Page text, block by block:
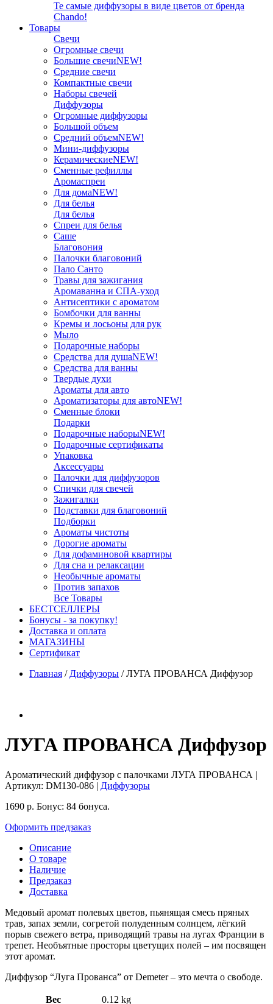
Те самые диффузоры в виде цветов от бренда
Chando!
Товары
Свечи
Огромные свечи
Большие свечиNEW!
Средние свечи
Компактные свечи
Наборы свечей
Диффузоры
Огромные диффузоры
Большой объем
Средний объемNEW!
Мини-диффузоры
КерамическиеNEW!
Сменные рефиллы
Аромаспреи
Для домаNEW!
Для белья
Для белья
Спреи для белья
Саше
Благовония
Палочки благовоний
Пало Санто
Травы для зажигания
Аромаванна и СПА-уход
Антисептики с ароматом
Бомбочки для ванны
Кремы и лосьоны для рук
Мыло
Подарочные наборы
Средства для душаNEW!
Средства для ванны
Твердые духи
Ароматы для авто
Ароматизаторы для автоNEW!
Сменные блоки
Подарки
Подарочные наборыNEW!
Подарочные сертификаты
Упаковка
Аксессуары
Палочки для диффузоров
Спички для свечей
Зажигалки
Подставки для благовоний
Подборки
Ароматы чистоты
Дорогие ароматы
Для дофаминовой квартиры
Для сна и релаксации
Необычные ароматы
Против запахов
Все Товары
БЕСТСЕЛЛЕРЫ
Бонусы - за покупку!
Доставка и оплата
МАГАЗИНЫ
Cертификат
Главная / Диффузоры /ЛУГА ПРОВАНСА Диффузор
ЛУГА ПРОВАНСА Диффузор
Ароматический диффузор с палочками ЛУГА ПРОВАНСА |
Артикул: DM130-086 | Диффузоры
1690 р. Бонус: 84 бонуса.
Оформить предзаказ
Описание
О товаре
Наличие
Предзаказ
Доставка
Медовый аромат полевых цветов, пьянящая смесь пряных
трав, запах земли, согретой полуденным солнцем, лёгкий
порыв свежего ветра, приводящий травы на лугах Франции в
трепет. Необъятные просторы цветущих полей – им посвящен
этот аромат.
Диффузор “Луга Прованса” от Demeter – это мечта о свободе.
Вес 0.12 kg